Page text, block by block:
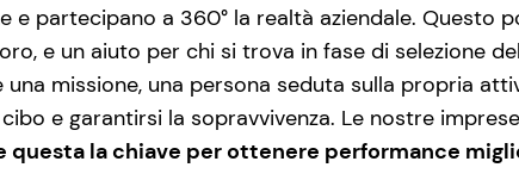
e partecipano a 360° la realtà aziendale. Questo
e un aiuto per chi si trova in fase di selezione
missione, una persona seduta sulla propria
e garantirsi la sopravvivenza. Le nostre
questa la chiave per ottenere performance